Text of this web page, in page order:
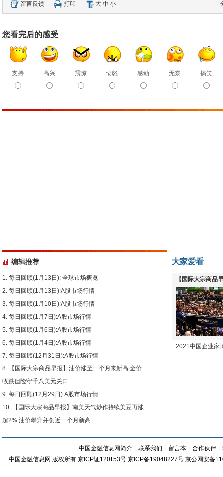
留言反馈 打印 大 中 小
您看完后的感受
支持 高兴 震惊 愤怒 感动 无奈 搞笑
编辑推荐
每日回顾(1月13日): 全球市场概览
每日回顾(1月13日):A股市场行情
每日回顾(1月10日):A股市场行情
每日回顾(1月7日):A股市场行情
每日回顾(1月6日):A股市场行情
每日回顾(1月4日):A股市场行情
每日回顾(12月31日):A股市场行情
【国际大宗商品早报】油价涨至一个月来新高 金价
收跌但险守千八美元关口
每日回顾(12月29日):A股市场行情
【国际大宗商品早报】南美天气炒作持续美豆再涨
超2% 油价攀升并创近一个月新高
大家爱看
【国际大宗商品
下跌
2021中国企业家
中国金融信息网简介 ┊联系我们 ┊ 留言本 ┊合作伙伴 ┊
中国金融信息网 版权所有 京ICP证120153号 京ICP备19048227号 京公网安备